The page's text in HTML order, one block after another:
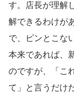
す。店長が理解
解できるわけが
で、ピンとこな
本来であれば、
のですが、「こ
て」と言うだけ